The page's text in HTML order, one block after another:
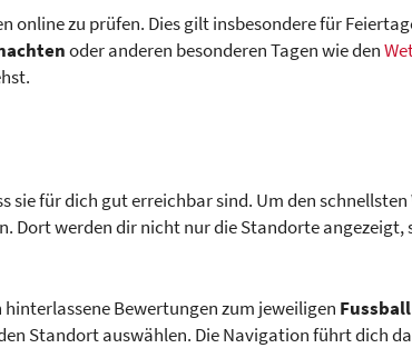
online zu prüfen. Dies gilt insbesondere für
oder anderen besonderen Tagen wie den
sie für dich gut erreichbar sind. Um den schnellsten
Dort werden dir nicht nur die Standorte angezeigt,
Bewertungen zum jeweiligen
Standort auswählen. Die Navigation führt dich